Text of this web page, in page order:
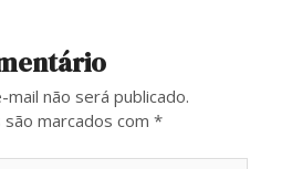
não será publicado.
marcados com *